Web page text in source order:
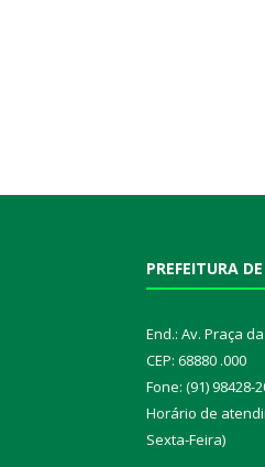
PREFEITURA
End.: Av. Praça
CEP: 68880 .000
Fone: (91) 98428-
Horário de
Sexta-Feira)